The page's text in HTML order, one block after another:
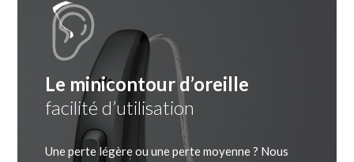
Le minicontour d’oreille
facilité d’utilisation
Une perte légère ou une perte moyenne ? Nous